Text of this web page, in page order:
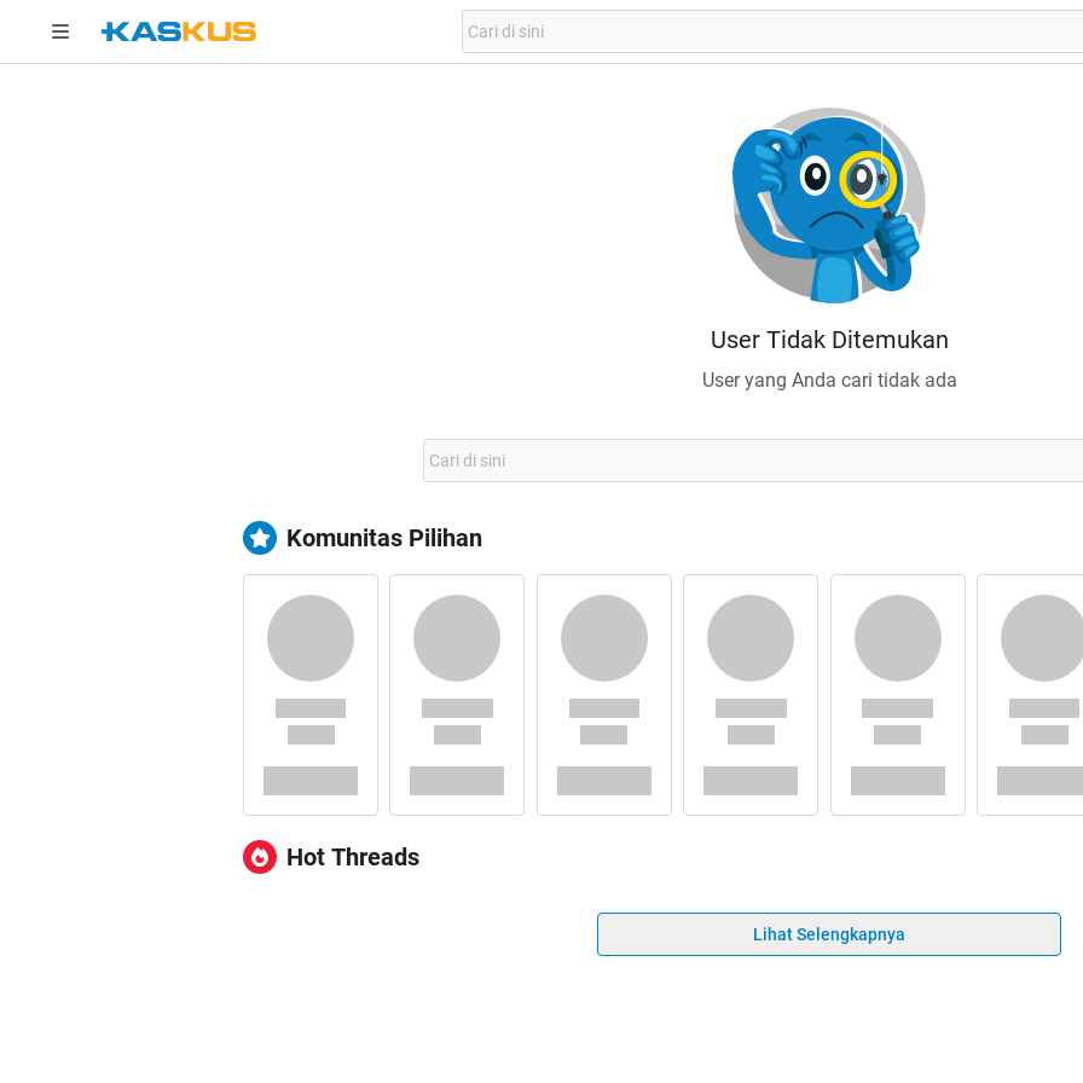
User Tidak Ditemukan
User yang Anda cari tidak ada
Komunitas Pilihan
Hot Threads
Lihat Selengkapnya